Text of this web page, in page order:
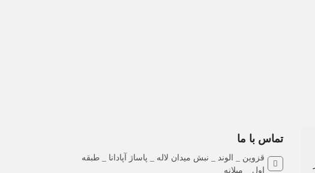
تماس با ما
قزوین _ الوند _ نبش میدان لاله _ پاساژ آپادانا _ طبقه
اول _ میلانه